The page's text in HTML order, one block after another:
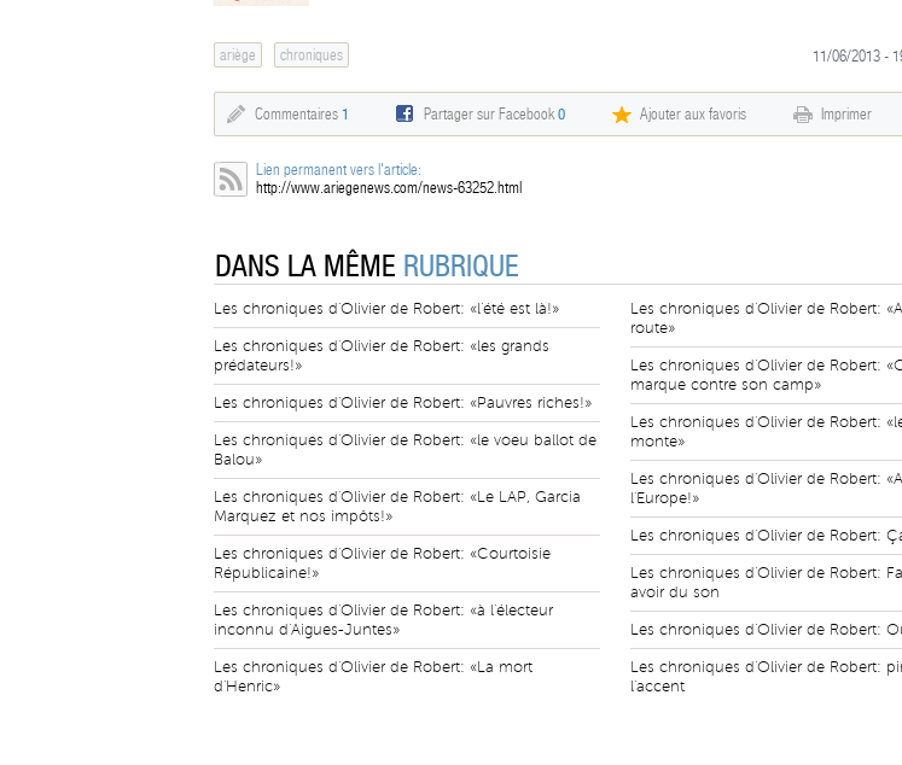
ariège chroniques 11/06/2013 -
Commentaires 1 Partager sur Facebook0 Ajouter aux favoris Imprimer
Lien permanent vers l'article:
http://www.ariegenews.com/news-63252.html
DANS LA MÊME RUBRIQUE
Les chroniques d'Olivier de Robert: «l'été est là!»
Les chroniques d'Olivier de Robert: «les grands
prédateurs!»
Les chroniques d'Olivier de Robert: «Pauvres riches!»
Les chroniques d'Olivier de Robert: «le voeu ballot de
Balou»
Les chroniques d'Olivier de Robert: «Le LAP, Garcia
Marquez et nos impôts!»
Les chroniques d'Olivier de Robert: «Courtoisie
Républicaine!»
Les chroniques d'Olivier de Robert: «à l'électeur
inconnu d'Aigues-Juntes»
Les chroniques d'Olivier de Robert: «La mort
d'Henric»
Les chroniques d'Olivier de Robert:
route»
Les chroniques d'Olivier de Robert:
marque contre son camp»
Les chroniques d'Olivier de Robert:
monte»
Les chroniques d'Olivier de Robert:
l'Europe!»
Les chroniques d'Olivier de Robert:
Les chroniques d'Olivier de Robert:
avoir du son
Les chroniques d'Olivier de Robert:
Les chroniques d'Olivier de Robert:
l'accent